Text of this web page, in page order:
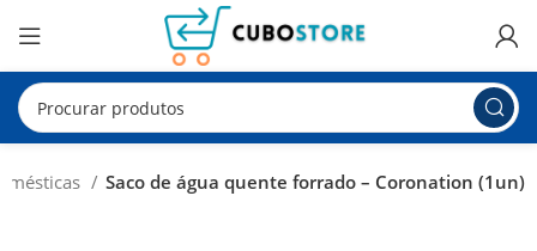
Saco de água quente forrado – Coronation (1un)